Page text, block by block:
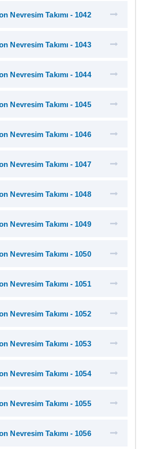
Nevresim Takımı - 1042
Nevresim Takımı - 1043
Nevresim Takımı - 1044
Nevresim Takımı - 1045
Nevresim Takımı - 1046
Nevresim Takımı - 1047
Nevresim Takımı - 1048
Nevresim Takımı - 1049
Nevresim Takımı - 1050
Nevresim Takımı - 1051
Nevresim Takımı - 1052
Nevresim Takımı - 1053
Nevresim Takımı - 1054
Nevresim Takımı - 1055
Nevresim Takımı - 1056